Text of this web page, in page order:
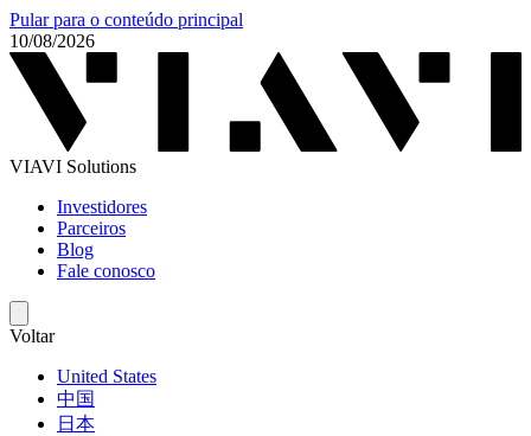
Pular para o conteúdo principal
10/08/2026
VIAVI Solutions
Investidores
Parceiros
Blog
Fale conosco
Voltar
United States
中国
日本